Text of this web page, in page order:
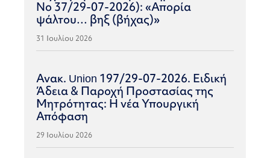
Νο 37/29-07-2026): «Απορία
ψάλτου… βηξ (βήχας)»
31 Ιουλίου 2026
Ανακ. Union 197/29-07-2026. Ειδική
Άδεια & Παροχή Προστασίας της
Μητρότητας: Η νέα Υπουργική
Απόφαση
29 Ιουλίου 2026